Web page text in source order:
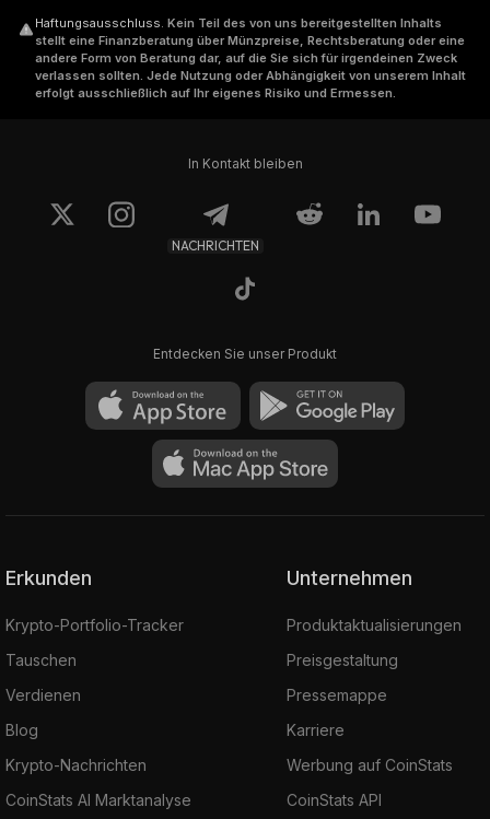
Haftungsausschluss. Kein Teil des von uns bereitgestellten Inhalts
stellt eine Finanzberatung über Münzpreise, Rechtsberatung oder eine
andere Form von Beratung dar, auf die Sie sich für irgendeinen Zweck
verlassen sollten. Jede Nutzung oder Abhängigkeit von unserem Inhalt
erfolgt ausschließlich auf Ihr eigenes Risiko und Ermessen.
In Kontakt bleiben
NACHRICHTEN
Entdecken Sie unser Produkt
Erkunden
Krypto-Portfolio-Tracker
Tauschen
Verdienen
Blog
Krypto-Nachrichten
CoinStats AI Marktanalyse
Unternehmen
Produktaktualisierungen
Preisgestaltung
Pressemappe
Karriere
Werbung auf CoinStats
CoinStats API